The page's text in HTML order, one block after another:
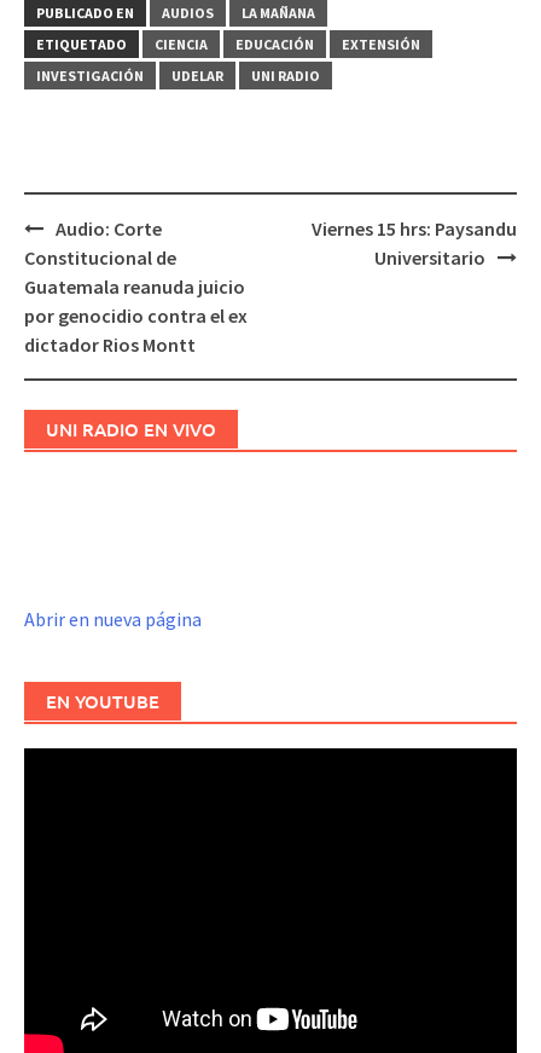
PUBLICADO EN AUDIOS
LA MAÑANA
ETIQUETADO
CIENCIA EDUCACIÓN
EXTENSIÓN
INVESTIGACIÓN
UDELAR UNI RADIO
Navegación
de
Audio: Corte
Constitucional de
Guatemala reanuda juicio
por genocidio contra el ex
dictador Rios Montt
Viernes 15 hrs: Paysandu
Universitario
UNI RADIO EN VIVO
Abrir en nueva página
EN YOUTUBE